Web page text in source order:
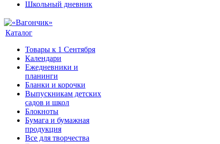
Школьный дневник
Каталог
Товары к 1 Сентября
Календари
Ежедневники и
планинги
Бланки и корочки
Выпускникам детских
садов и школ
Блокноты
Бумага и бумажная
продукция
Все для творчества